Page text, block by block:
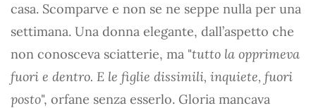
casa. Scomparve e non se ne seppe nulla per una
settimana. Una donna elegante, dall’aspetto che
non conosceva sciatterie, ma "tutto la opprimeva
fuori e dentro. E le figlie dissimili, inquiete, fuori
posto", orfane senza esserlo. Gloria mancava